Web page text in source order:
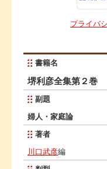
プライバ
書籍名
堺利彦全集第２巻
副題
婦人・家庭論
著者
川口武彦編